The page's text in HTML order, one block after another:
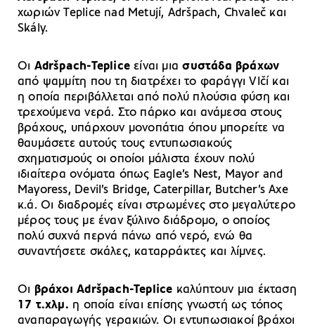
χωριών Teplice nad Metují, Adršpach, Chvaleč και
Skály.
Οι Adršpach-Teplice είναι μιασυστάδα βράχων
από ψαμμίτη που τη διατρέχει το φαράγγι Vlčí και
η οποία περιβάλλεται από πολύ πλούσια φύση και
τρεχούμενα νερά. Στο πάρκο και ανάμεσα στους
βράχους, υπάρχουν μονοπάτια όπου μπορείτε να
θαυμάσετε αυτούς τους εντυπωσιακούς
σχηματισμούς οι οποίοι μάλιστα έχουν πολύ
ιδιαίτερα ονόματα όπως Eagle’s Nest, Mayor and
Mayoress, Devil’s Bridge, Caterpillar, Butcher’s Axe
κ.ά. Οι διαδρομές είναι στρωμένες στο μεγαλύτερο
μέρος τους με έναν ξύλινο διάδρομο, ο οποίος
πολύ συχνά περνά πάνω από νερό, ενώ θα
συναντήσετε σκάλες, καταρράκτες και λίμνες.
Οι βράχοι Adršpach-Teplice καλύπτουν μια έκταση
17 τ.χλμ. η οποία είναι επίσης γνωστή ως τόπος
αναπαραγωγής γερακιών. Οι εντυπωσιακοί βράχοι